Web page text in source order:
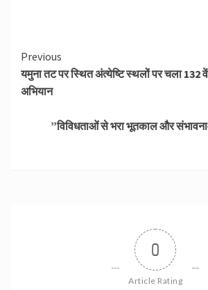
Continue
Reading
Previous
यमुना तट पर स्थित अंत्येष्टि स्थलों पर चला 132
अभियान
”विविधताओं से भरा भूतकाल और
0
Article Rating